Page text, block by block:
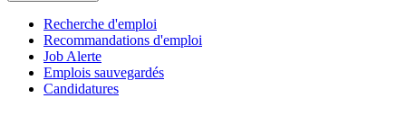
Recherche d'emploi
Recommandations d'emploi
Job Alerte
Emplois sauvegardés
Candidatures